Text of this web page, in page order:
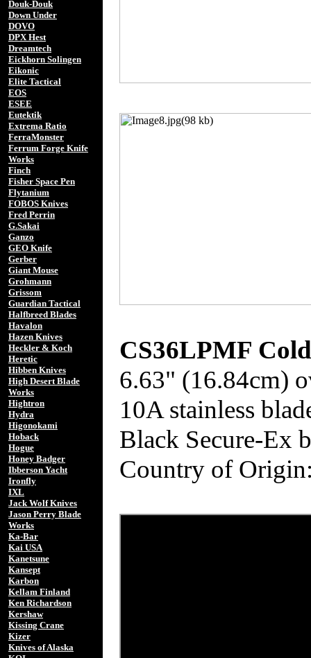
Douk-Douk
Down Under
DOVO
DPX Hest
Dreamtech
Eickhorn Solingen
Eikonic
Elite Tactical
EOS
ESEE
Eutektik
Extrema Ratio
FerraMonster
Ferrum Forge Knife
Works
Finch
Fisher Space Pen
Flytanium
FOBOS Knives
Fred Perrin
G.Sakai
Ganzo
GEO Knife
Gerber
Giant Mouse
Grohmann
Grissom
Guardian Tactical
Halfbreed Blades
Havalon
Hazen Knives
Heckler & Koch
Heretic
Hibben Knives
High Desert Blade
Works
Hightron
Hydra
Higonokami
Hoback
Hogue
Honey Badger
Ibberson Yacht
Ironfly
IXL
Jack Wolf Knives
Jason Perry Blade
Works
Ka-Bar
Kai USA
Kanetsune
Kansept
Karbon
Kellam Finland
Ken Richardson
Kershaw
Kissing Crane
Kizer
Knives of Alaska
CS36LPMF
6.63" (16.84cm)
10A stainless
Black Secure-Ex
Country of